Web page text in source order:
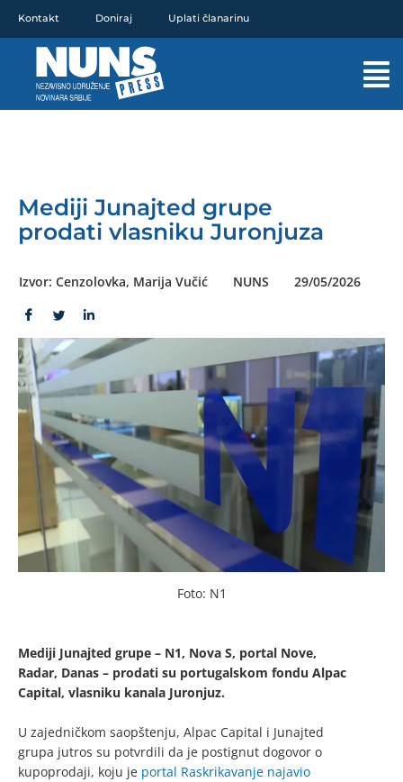
sadržaj
Kontakt Doniraj Uplati članarinu
Mediji Junajted grupe
prodati vlasniku Juronjuza
Izvor: Cenzolovka, Marija Vučić NUNS 29/05/2026
Foto: N1
Mediji Junajted grupe – N1, Nova S, portal Nove,
Radar, Danas – prodati su portugalskom fondu Alpac
Capital, vlasniku kanala Juronjuz.
U zajedničkom saopštenju, Alpac Capital i Junajted
grupa jutros su potvrdili da je postignut dogovor o
kupoprodaji, koju je portal Raskrikavanje najavio